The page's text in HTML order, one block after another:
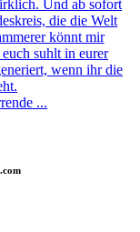
Und ab sofort
die die Welt
könnt mir
suhlt in eurer
wenn ihr die
...